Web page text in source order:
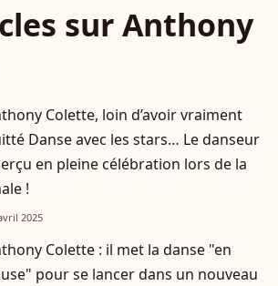
sur Anthony
Colette, loin d’avoir vraiment
Danse avec les stars… Le danseur
en pleine célébration lors de la
!
2025
Colette : il met la danse "en
pour se lancer dans un nouveau